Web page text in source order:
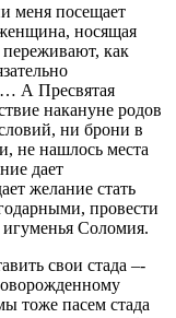
меня посещает
носящая
переживают, как
А Пресвятая
накануне родов
ни брони в
не нашлось места
дает
желание стать
провести
игуменья Соломия.
свои стада –-
тоже пасем стада